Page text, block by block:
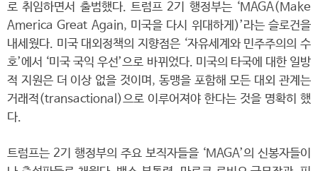
로 취임하면서 출범했다. 트럼프 2기 행정부는 ‘MAGA(Make
America Great Again, 미국을 다시 위대하게)’라는 슬로건을
내세웠다. 미국 대외정책의 지향점은 ‘자유세계와 민주주의의 수
호’에서 ‘미국 국익 우선’으로 바뀌었다. 미국의 타국에 대한 일방
적 지원은 더 이상 없을 것이며, 동맹을 포함해 모든 대외 관계는
거래적(transactional)으로 이루어져야 한다는 것을 명확히 했
다.
트럼프는 2기 행정부의 주요 보직자들을 ‘MAGA’의 신봉자들이